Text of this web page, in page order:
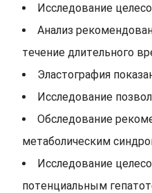
Исследование
Анализ
течение длительного
Эластография
Исследование
Обследование
метаболическим
Исследование
потенциальным